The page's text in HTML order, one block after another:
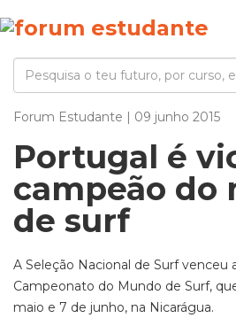
Forum Estudante | 09 junho 2015
Portugal é
campeão do
de surf
A Seleção Nacional de Surf venceu
Campeonato do Mundo de Surf,
maio e 7 de junho, na Nicarágua.